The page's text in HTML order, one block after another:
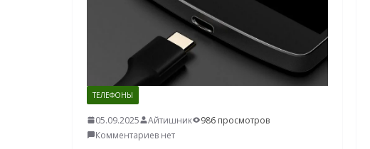
ТЕЛЕФОНЫ
05.09.2025 Айтишник
986 просмотров
Комментариев нет